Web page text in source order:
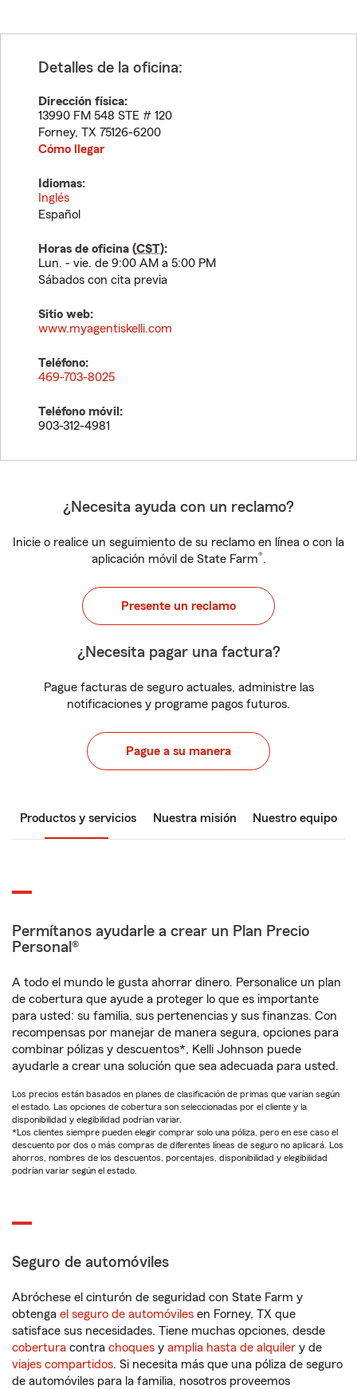
Detalles de la oficina:
Dirección física:
13990 FM 548 STE # 120
Forney, TX 75126-6200
Cómo llegar
Idiomas:
Inglés
Español
Horas de oficina (CST):
Lun. - vie. de 9:00 AM a 5:00 PM
Sábados con cita previa
Sitio web:
www.myagentiskelli.com
Teléfono:
469-703-8025
Teléfono móvil:
903-312-4981
¿Necesita ayuda con un reclamo?
Inicie o realice un seguimiento de su reclamo en línea o con la
aplicación móvil de State Farm®.
Presente un reclamo
¿Necesita pagar una factura?
Pague facturas de seguro actuales, administre las
notificaciones y programe pagos futuros.
Pague a su manera
Productos y servicios Nuestra misión Nuestro equipo
Permítanos ayudarle a crear un Plan Precio
Personal®
A todo el mundo le gusta ahorrar dinero. Personalice un plan
de cobertura que ayude a proteger lo que es importante
para usted: su familia, sus pertenencias y sus finanzas. Con
recompensas por manejar de manera segura, opciones para
combinar pólizas y descuentos*, Kelli Johnson puede
ayudarle a crear una solución que sea adecuada para usted.
Los precios están basados en planes de clasificación de primas que varían según
el estado. Las opciones de cobertura son seleccionadas por el cliente y la
disponibilidad y elegibilidad podrían variar.
*Los clientes siempre pueden elegir comprar solo una póliza, pero en ese caso el
descuento por dos o más compras de diferentes líneas de seguro no aplicará. Los
ahorros, nombres de los descuentos, porcentajes, disponibilidad y elegibilidad
podrían variar según el estado.
Seguro de automóviles
Abróchese el cinturón de seguridad con State Farm y
obtenga el seguro de automóviles en Forney, TX que
satisface sus necesidades. Tiene muchas opciones, desde
cobertura contra choques y amplia hasta de alquiler y de
viajes compartidos. Si necesita más que una póliza de seguro
de automóviles para la familia, nosotros proveemos